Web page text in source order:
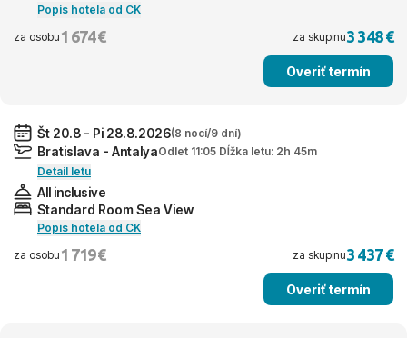
Popis hotela od CK
za osobu 1 674 € za skupinu3 348 €
Overiť termín
Št 20.8 - Pi 28.8.2026(8 nocí/9 dní)
Bratislava - AntalyaOdlet 11:05 Dĺžka letu: 2h 45m
Detail letu
All inclusive
Standard Room Sea View
Popis hotela od CK
za osobu 1 719 € za skupinu3 437 €
Overiť termín